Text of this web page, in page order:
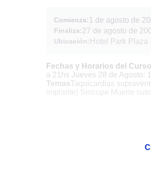
Comienza: 1 de agosto de
Finaliza:27 de agosto de
Ubicación: Hotel Park Plaza
Fechas y Horarios del Curso
a 21hs Jueves 28 de Agosto:
TemasTaquicardias
implante) Sincope Muerte